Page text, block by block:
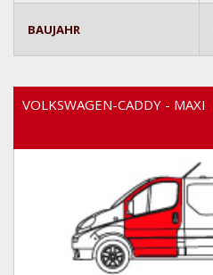
BAUJAHR
VOLKSWAGEN-CADDY - MAXI